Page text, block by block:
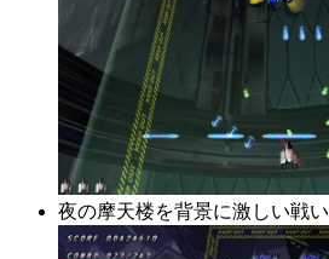
夜の摩天楼を背景に激しい戦い